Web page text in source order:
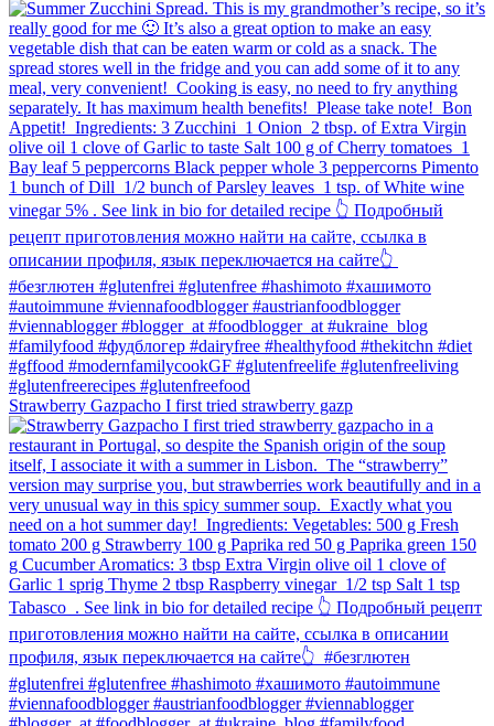
Strawberry Gazpacho⁠ I first tried strawberry gazp